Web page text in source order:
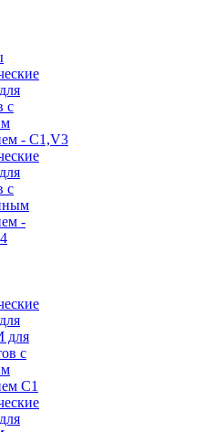
с
- C1,V3
с
-
для
с
С1